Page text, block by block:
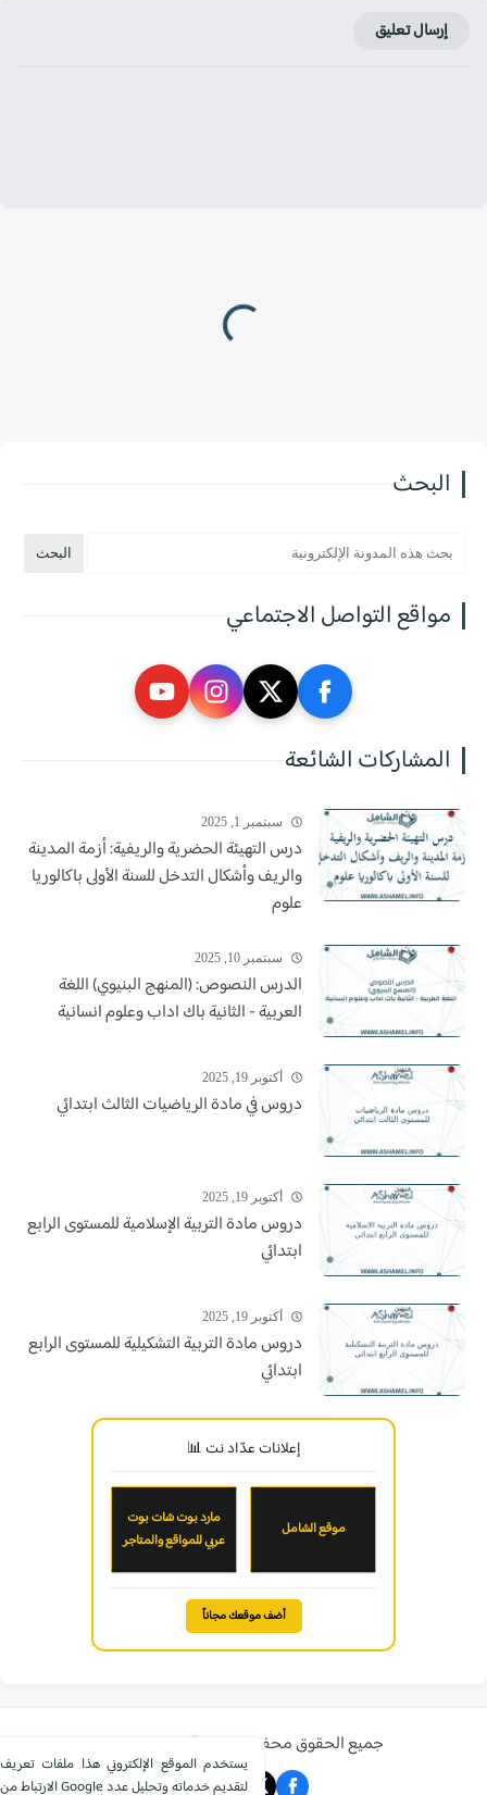
إرسال تعليق
البحث
مواقع التواصل الاجتماعي
المشاركات الشائعة
سبتمبر 1, 2025
درس التهيئة الحضرية والريفية: أزمة المدينة
والريف وأشكال التدخل للسنة الأولى باكالوريا
علوم
سبتمبر 10, 2025
الدرس النصوص: (المنهج البنيوي) اللغة
العربية - الثانية باك اداب وعلوم انسانية
أكتوبر 19, 2025
دروس في مادة الرياضيات الثالث ابتدائي
أكتوبر 19, 2025
دروس مادة التربية الإسلامية للمستوى الرابع
ابتدائي
أكتوبر 19, 2025
دروس مادة التربية التشكيلية للمستوى الرابع
ابتدائي
إعلانات عدّاد نت 📊
موقع الشامل
مارد بوت شات بوت
عربي للمواقع والمتاجر
أضف موقعك مجاناً
جميع الحقوق محفوظة © موقع الشامل التعليمي
يستخدم الموقع الإلكتروني هذا ملفات تعريف
الارتباط من Google لتقديم خدماته وتحليل عدد